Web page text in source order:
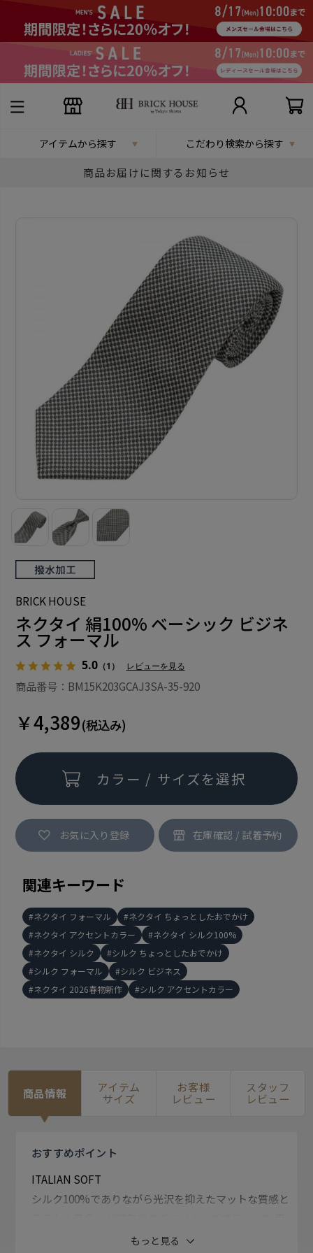
アイテムから探す こだわり検索から探す
商品お届けに関するお知らせ
BRICK HOUSE
ネクタイ 絹100% ベーシック ビジネ
ス フォーマル
5.0（1） レビューを見る
商品番号：BM15K203GCAJ3SA-35-920
￥4,389(税込み)
カラー / サイズを選択
お気に入り登録
関連キーワード
ネクタイ フォーマル
ネクタイ ちょっとしたおでかけ
ネクタイ アクセントカラー
ネクタイ シルク100%
ネクタイ シルク
シルク ちょっとしたおでかけ
シルク フォーマル
シルク ビジネス
ネクタイ 2026春物新作
シルク アクセントカラー
商品情報 アイテム
サイズ
お客様
レビュー
スタッフ
レビュー
おすすめポイント
ITALIAN SOFT
シルク100%でありながら光沢を抑えたマットな質感と
わせる懐かしさのある雰囲気に仕上げています。
もっと見る